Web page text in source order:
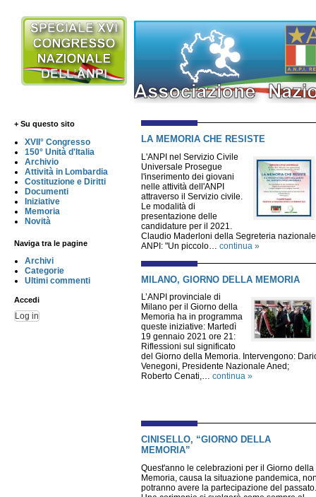
+ Su questo sito
XVII° Congresso
150° Unità d'Italia
Archivio
Attività in Lombardia
Costituzione e Diritti
Documenti
Iniziative
Memoria
Novità
Naviga tra le pagine
Archivi
Categorie
Ultimi commenti
Accedi
Log in
LA MEMORIA CHE RESISTE
L'ANPI nel Servizio Civile
Universale Prosegue
l'inserimento dei giovani
nelle attività dell'ANPI
attraverso il Servizio civile.
Le modalità di
presentazione delle
candidature per il 2021.
Claudio Maderloni della Segreteria nazionale
ANPI: "Un piccolo… continua »
MILANO, GIORNO DELLA MEMORIA
L’ANPI provinciale di
Milano per il Giorno della
Memoria ha in programma
queste iniziative: Martedì
19 gennaio 2021 ore 21:
Riflessioni sul significato
del Giorno della Memoria. Intervengono:
Venegoni, Presidente Nazionale Aned;
Roberto Cenati,… continua »
CINISELLO, “GIORNO DELLA
MEMORIA”
Quest'anno le celebrazioni per il Giorno della
Memoria, causa la situazione pandemica,
potranno avere la partecipazione del passato.